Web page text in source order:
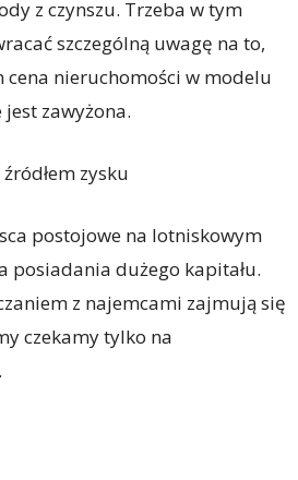
z czynszu. Trzeba w tym
szczególną uwagę na to,
nieruchomości w modelu
zawyżona.
zysku
postojowe na lotniskowym
posiadania dużego kapitału.
z najemcami zajmują się
czekamy tylko na